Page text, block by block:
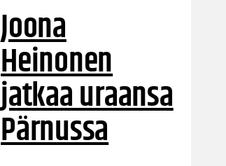
Joona
Heinonen
jatkaa uraansa
Pärnussa